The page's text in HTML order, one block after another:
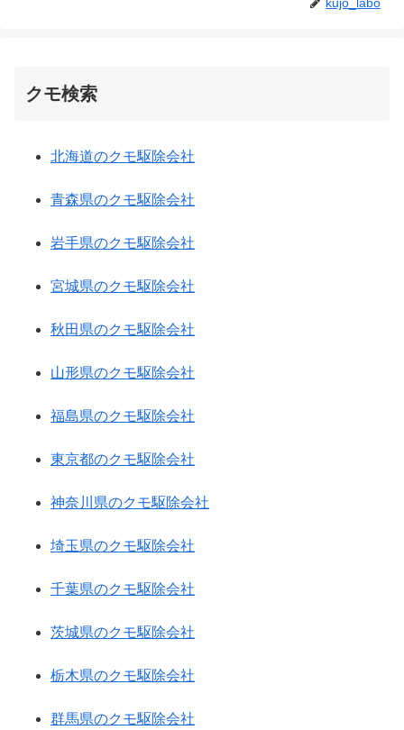
クモ検索
北海道のクモ駆除会社
青森県のクモ駆除会社
岩手県のクモ駆除会社
宮城県のクモ駆除会社
秋田県のクモ駆除会社
山形県のクモ駆除会社
福島県のクモ駆除会社
東京都のクモ駆除会社
神奈川県のクモ駆除会社
埼玉県のクモ駆除会社
千葉県のクモ駆除会社
茨城県のクモ駆除会社
栃木県のクモ駆除会社
群馬県のクモ駆除会社